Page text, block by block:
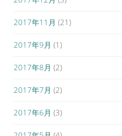
2017年11月 (21)
2017年9月 (1)
2017年8月 (2)
2017年7月 (2)
2017年6月 (3)